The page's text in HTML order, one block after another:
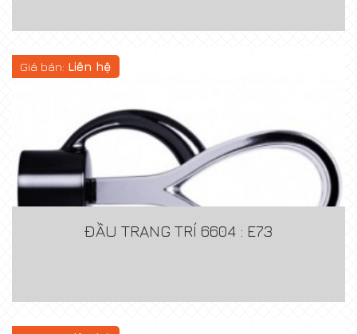
Giá bán: Liên hệ
ĐẦU TRANG TRÍ 6604 : E73